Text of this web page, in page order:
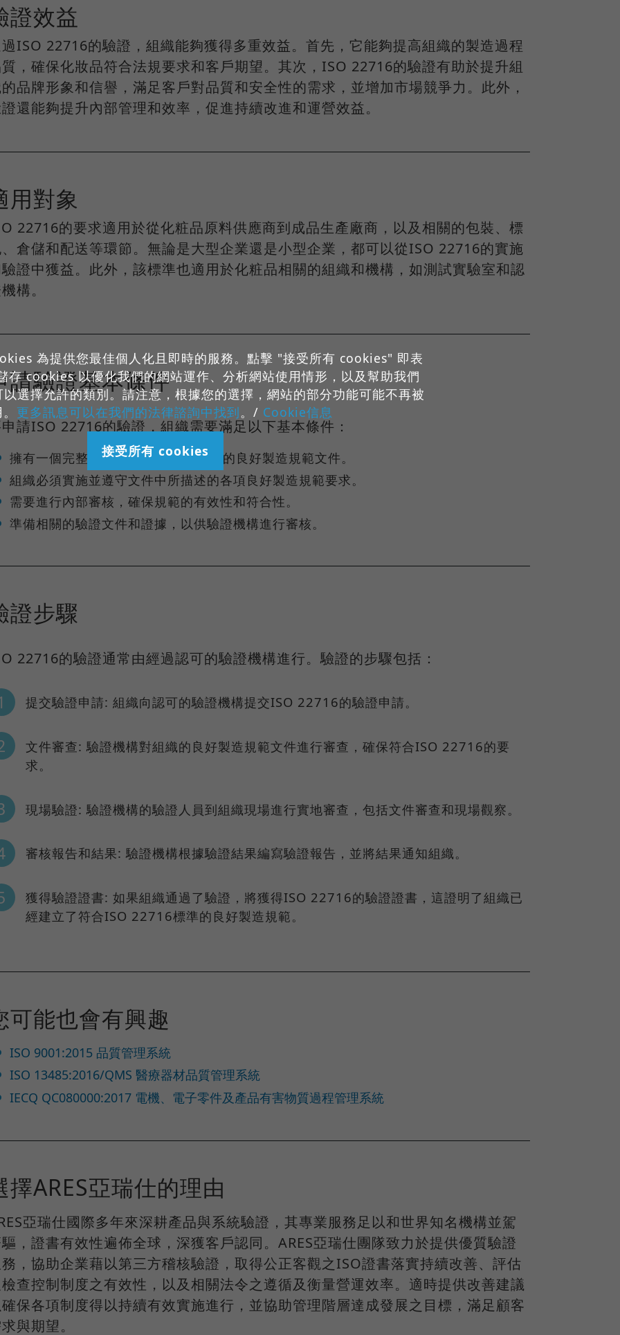
證效益
ISO 22716的驗證，組織能夠獲得多重效益。首先，它能夠提高組織的製造過程
，確保化妝品符合法規要求和客戶期望。其次，ISO 22716的驗證有助於提升組
品牌形象和信譽，滿足客戶對品質和安全性的需求，並增加市場競爭力。此外，
還能夠提升內部管理和效率，促進持續改進和運營效益。
用對象
22716的要求適用於從化粧品原料供應商到成品生產廠商，以及相關的包裝、標
倉儲和配送等環節。無論是大型企業還是小型企業，都可以從ISO 22716的實施
證中獲益。此外，該標準也適用於化粧品相關的組織和機構，如測試實驗室和認
構。
請驗證基本條件
請ISO 22716的驗證，組織需要滿足以下基本條件：
擁有一個完整且符合ISO 22716要求的良好製造規範文件。
組織必須實施並遵守文件中所描述的各項良好製造規範要求。
需要進行內部審核，確保規範的有效性和符合性。
準備相關的驗證文件和證據，以供驗證機構進行審核。
證步驟
22716的驗證通常由經過認可的驗證機構進行。驗證的步驟包括：
提交驗證申請: 組織向認可的驗證機構提交ISO 22716的驗證申請。
文件審查: 驗證機構對組織的良好製造規範文件進行審查，確保符合ISO 22716的要
求。
現場驗證: 驗證機構的驗證人員到組織現場進行實地審查，包括文件審查和現場觀察。
審核報告和結果: 驗證機構根據驗證結果編寫驗證報告，並將結果通知組織。
獲得驗證證書: 如果組織通過了驗證，將獲得ISO 22716的驗證證書，這證明了組織已
經建立了符合ISO 22716標準的良好製造規範。
可能也會有興趣
ISO 9001:2015 品質管理系統
ISO 13485:2016/QMS 醫療器材品質管理系統
IECQ QC080000:2017 電機、電子零件及產品有害物質過程管理系統
擇ARES亞瑞仕的理由
亞瑞仕國際多年來深耕產品與系統驗證，其專業服務足以和世界知名機構並駕
，證書有效性遍佈全球，深獲客戶認同。ARES亞瑞仕團隊致力於提供優質驗證
，協助企業藉以第三方稽核驗證，取得公正客觀之ISO證書落實持續改善、評估
查控制制度之有效性，以及相關法令之遵循及衡量營運效率。適時提供改善建議
保各項制度得以持續有效實施進行，並協助管理階層達成發展之目標，滿足顧客
與期望。
為提供您最佳個人化且即時的服務。點擊 "接受所有 cookies" 即表
存 cookies 以優化我們的網站運作、分析網站使用情形，以及幫助我們
選擇允許的類別。請注意，根據您的選擇，網站的部分功能可能不再被
更多訊息可以在我們的法律諮詢中找到。/ Cookie信息
接受所有 cookies